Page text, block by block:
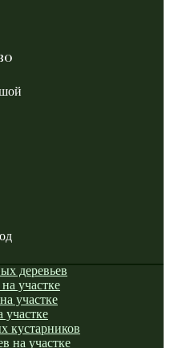
деревьев
участке
участке
участке
кустарников
на участке